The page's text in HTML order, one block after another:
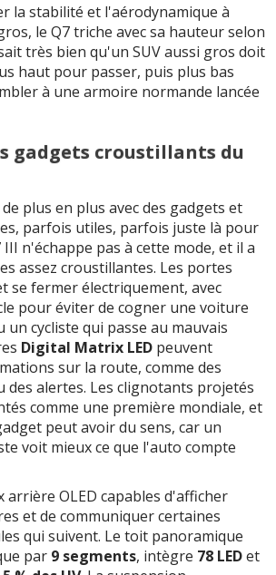
la stabilité et l'aérodynamique à
le Q7 triche avec sa hauteur selon
très bien qu'un SUV aussi gros doit
haut pour passer, puis plus bas
à une armoire normande lancée
gadgets croustillants du
plus en plus avec des gadgets et
parfois utiles, parfois juste là pour
n'échappe pas à cette mode, et il a
assez croustillantes. Les portes
se fermer électriquement, avec
pour éviter de cogner une voiture
cycliste qui passe au mauvais
Digital Matrix LED peuvent
sur la route, comme des
des alertes. Les clignotants projetés
comme une première mondiale, et
peut avoir du sens, car un
voit mieux ce que l'auto compte
arrière OLED capables d'afficher
et de communiquer certaines
qui suivent. Le toit panoramique
par 9 segments, intègre 78 LEDet